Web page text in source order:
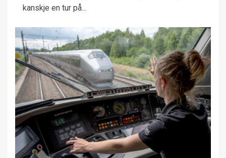
kanskje en tur på...